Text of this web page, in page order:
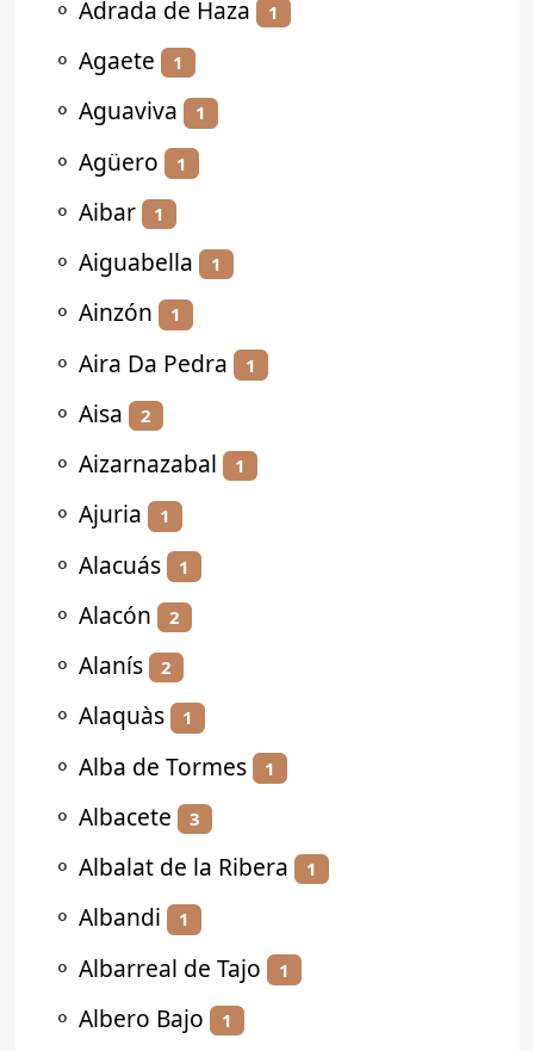
⚬ Adrada de Haza 1
⚬ Agaete 1
⚬ Aguaviva 1
⚬ Agüero 1
⚬ Aibar 1
⚬ Aiguabella 1
⚬ Ainzón 1
⚬ Aira Da Pedra 1
⚬ Aisa 2
⚬ Aizarnazabal 1
⚬ Ajuria 1
⚬ Alacuás 1
⚬ Alacón 2
⚬ Alanís 2
⚬ Alaquàs 1
⚬ Alba de Tormes 1
⚬ Albacete 3
⚬ Albalat de la Ribera 1
⚬ Albandi 1
⚬ Albarreal de Tajo 1
⚬ Albero Bajo 1